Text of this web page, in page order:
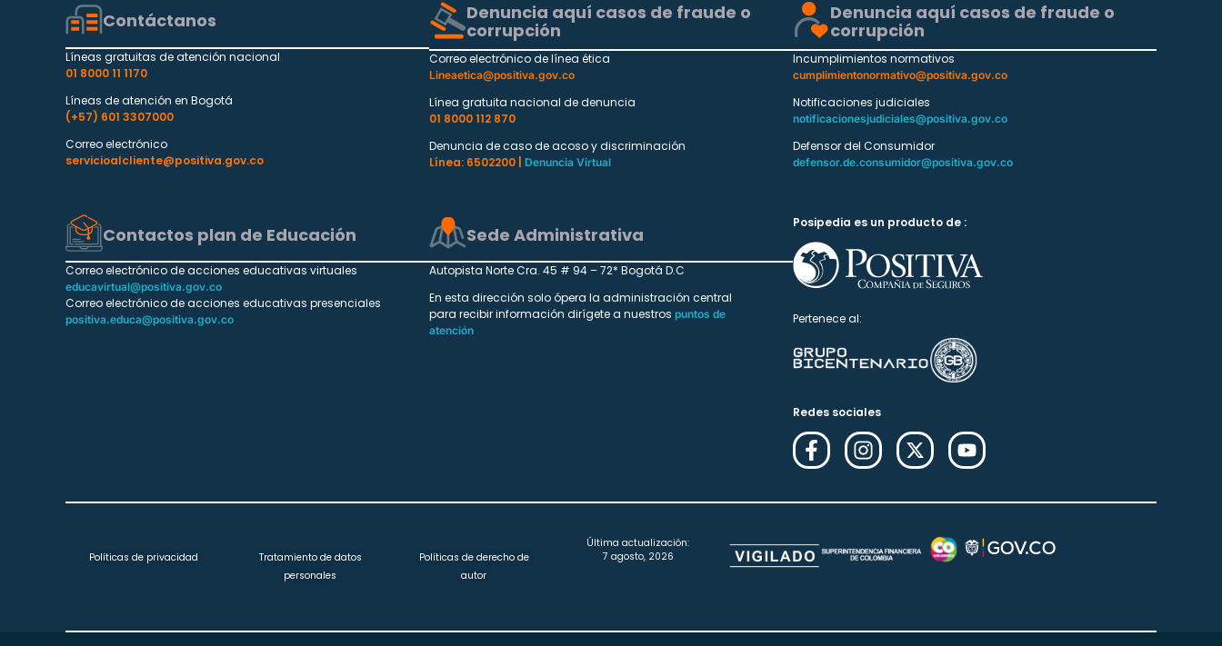
Contáctanos
Líneas gratuitas de atención nacional
01 8000 11 1170
Líneas de atención en Bogotá
(+57) 601 3307000
Correo electrónico
servicioalcliente@positiva.gov.co
Denuncia aquí casos de fraude o
corrupción
Correo electrónico de línea ética
Lineaetica@positiva.gov.co
Línea gratuita nacional de denuncia
01 8000 112 870
Denuncia de caso de acoso y discriminación
Línea: 6502200 |
Denuncia Virtual
Denuncia aquí casos de fraude o
corrupción
Incumplimientos normativos
cumplimientonormativo@positiva.gov.co
Notificaciones judiciales
notificacionesjudiciales@positiva.gov.co
Defensor del Consumidor
defensor.de.consumidor@positiva.gov.co
Contactos plan de Educación
Correo electrónico de acciones educativas virtuales
educavirtual@positiva.gov.co
Correo electrónico de acciones educativas presenciales
positiva.educa@positiva.gov.co
Sede Administrativa
Autopista Norte Cra. 45 # 94 – 72* Bogotá D.C
En esta dirección solo ópera la administración central
para recibir información dirígete a nuestros puntos de
atención
Posipedia es un producto de :
Pertenece al:
Redes sociales
Políticas de privacidad
Tratamiento de datos
personales
Políticas de derecho de
autor
Última actualización:
7 agosto, 2026